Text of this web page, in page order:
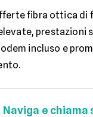
fibra ottica di
prestazioni
incluso e
Naviga e chiama